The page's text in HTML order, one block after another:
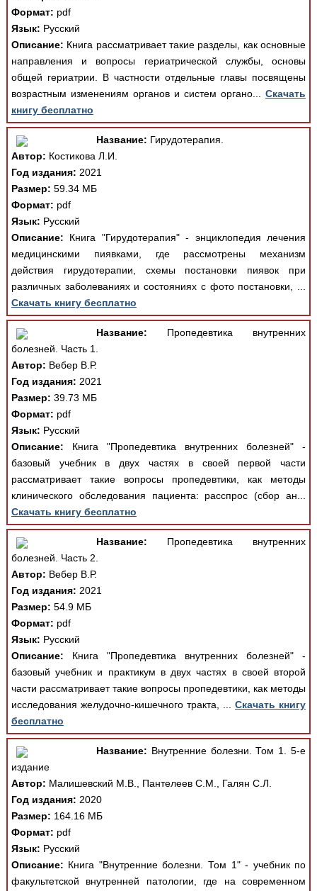
Формат: pdf
Язык: Русский
Описание: Книга рассматривает такие разделы, как основные
направления и вопросы гериатрической службы, основы
общей гериатрии. В частности отдельные главы посвящены
возрастным изменениям органов и систем органо...Скачать
книгу бесплатно
Название: Гирудотерапия.
Автор: Костикова Л.И.
Год издания: 2021
Размер: 59.34 МБ
Формат: pdf
Язык: Русский
Описание: Книга "Гирудотерапия" - энциклопедия лечения
медицинскими пиявками, где рассмотрены механизм
действия гирудотерапии, схемы постановки пиявок при
различных заболеваниях и состояниях с фото постановки, ...
Скачать книгу бесплатно
Название: Пропедевтика внутренних
болезней. Часть 1.
Автор: Вебер В.Р.
Год издания: 2021
Размер: 39.73 МБ
Формат: pdf
Язык: Русский
Описание: Книга "Пропедевтика внутренних болезней" -
базовый учебник в двух частях в своей первой части
рассматривает такие вопросы пропедевтики, как методы
клинического обследования пациента: расспрос (сбор ан...
Скачать книгу бесплатно
Название: Пропедевтика внутренних
болезней. Часть 2.
Автор: Вебер В.Р.
Год издания: 2021
Размер: 54.9 МБ
Формат: pdf
Язык: Русский
Описание: Книга "Пропедевтика внутренних болезней" -
базовый учебник и практикум в двух частях в своей второй
части рассматривает такие вопросы пропедевтики, как методы
исследования желудочно-кишечного тракта, ...Скачать книгу
бесплатно
Название: Внутренние болезни. Том 1. 5-е
издание
Автор: Малишевский М.В., Пантелеев С.М., Галян С.Л.
Год издания: 2020
Размер: 164.16 МБ
Формат: pdf
Язык: Русский
Описание: Книга "Внутренние болезни. Том 1" - учебник по
факультетской внутренней патологии, где на современном